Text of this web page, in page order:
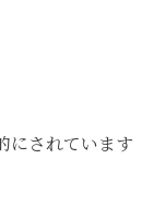
にされています